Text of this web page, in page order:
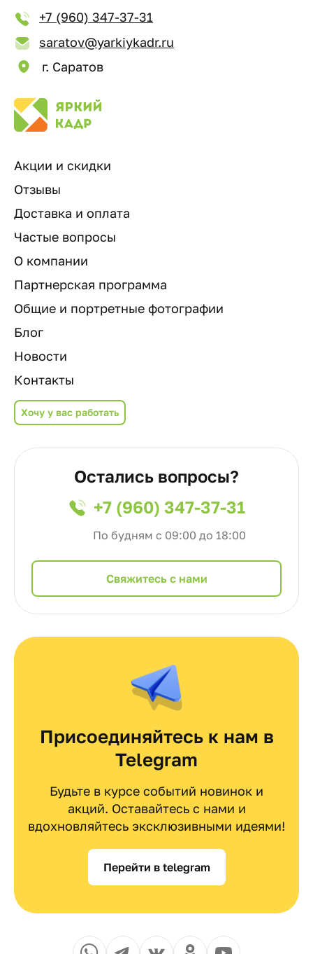
+7 (960) 347-37-31
saratov@yarkiykadr.ru
г. Саратов
Акции и скидки
Отзывы
Доставка и оплата
Частые вопросы
О компании
Партнерская программа
Общие и портретные фотографии
Блог
Новости
Контакты
Хочу у вас работать
Остались вопросы?
+7 (960) 347-37-31
По будням с 09:00 до 18:00
Cвяжитесь с нами
Присоединяйтесь к нам в
Telegram
Будьте в курсе событий новинок и
акций. Оставайтесь с нами и
вдохновляйтесь эксклюзивными идеями!
Перейти в telegram